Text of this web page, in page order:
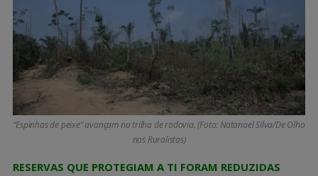
“Espinhas de peixe” avançam na trilha de rodovia. (Foto: Natanael Silva/De Olho
nos Ruralistas)
RESERVAS QUE PROTEGIAM A TI FORAM REDUZIDAS